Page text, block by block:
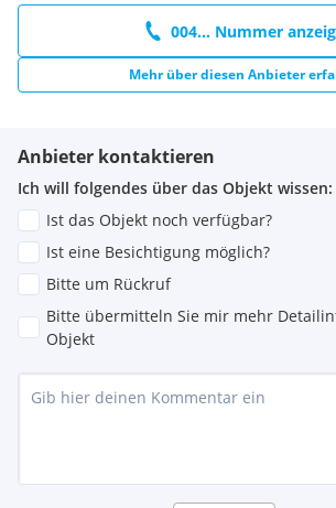
und dauerhafte Beauftragung mit der
bestehenden Immobilienportfolios
Haftungserklärung zum Inserat
Bildern um Visualisierungen handelt,
zur tatsächlichen Ausführung resultieren.
ausdrücklich darauf hin, dass das auf Fotos
Visualisierungen ersichtliche Mobiliar bzw.
Bestandteil des inserierten Preises ist.
004... Nummer
Mehr über diesen Anbieter
Anbieter kontaktieren
Ich will folgendes über das Objekt wissen:
Ist das Objekt noch verfügbar?
Ist eine Besichtigung möglich?
Bitte um Rückruf
Bitte übermitteln Sie mir mehr
Objekt